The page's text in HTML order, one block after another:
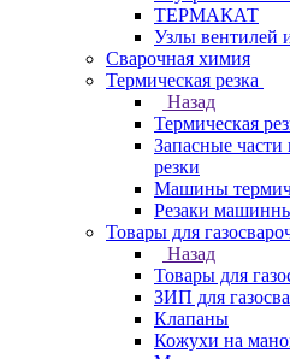
ТЕРМАКАТ
Узлы вентилей
Сварочная химия
Термическая резка
Назад
Термическая
Запасные
резки
Машины
Резаки
Товары для
Назад
Товары для
ЗИП для
Клапаны
Кожухи на